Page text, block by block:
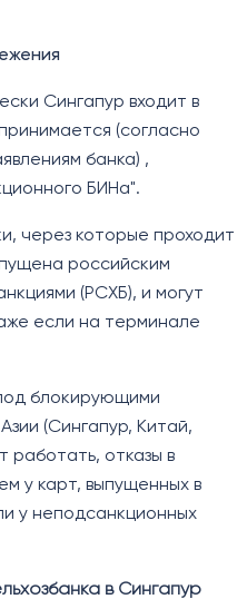
Сингапур входит в
(согласно
банка) ,
БИНа".
через которые проходит
российским
(РСХБ), и могут
если на терминале
блокирующими
(Сингапур, Китай,
работать, отказы в
у карт, выпущенных в
у неподсанкционных
в Сингапур